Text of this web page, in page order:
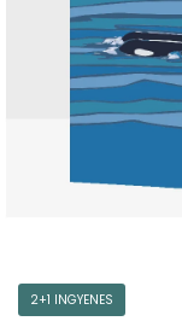
2+1 INGYENES